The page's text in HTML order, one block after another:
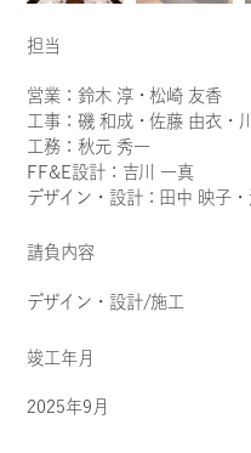
PROJECTS
ザ・プリンスパークタ
担当
営業：鈴木 淳・松崎 友香
工事：磯 和成・佐藤 由衣・
工務：秋元 秀一
FF&E設計：吉川 一真
デザイン・設計：田中 映子
請負内容
デザイン・設計/施工
竣工年月
2025年9月